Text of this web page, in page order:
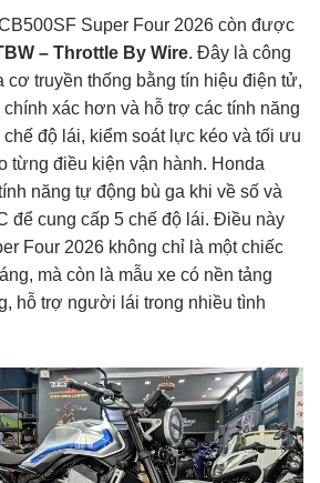
Super Four 2026 còn được
– Throttle By Wire. Đây là công
cơ truyền thống bằng tín hiệu điện tử,
xác hơn và hỗ trợ các tính năng
độ lái, kiểm soát lực kéo và tối ưu
từng điều kiện vận hành. Honda
năng tự động bù ga khi về số và
để cung cấp 5 chế độ lái. Điều này
Four 2026 không chỉ là một chiếc
mà còn là mẫu xe có nền tảng
hỗ trợ người lái trong nhiều tình